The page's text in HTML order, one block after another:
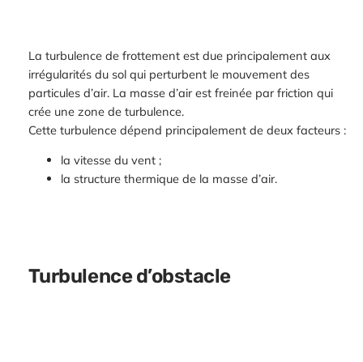
La turbulence de frottement est due principalement aux
irrégularités du sol qui perturbent le mouvement des
particules d’air. La masse d’air est freinée par friction qui
crée une zone de turbulence.
Cette turbulence dépend principalement de deux facteurs :
la vitesse du vent ;
la structure thermique de la masse d’air.
Turbulence d’obstacle